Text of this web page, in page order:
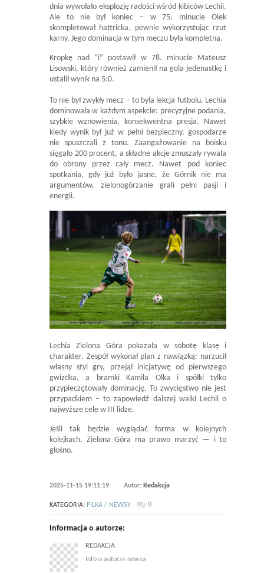
dnia wywołało eksplozję radości wśród kibiców Lechii.
Ale to nie był koniec – w 75. minucie Olek
skompletował hattricka, pewnie wykorzystując rzut
karny. Jego dominacja w tym meczu była kompletna.
Kropkę nad “i” postawił w 78. minucie Mateusz
Lisowski, który również zamienił na gola jedenastkę i
ustalił wynik na 5:0.
To nie był zwykły mecz – to była lekcja futbolu. Lechia
dominowała w każdym aspekcie: precyzyjne podania,
szybkie wznowienia, konsekwentna presja. Nawet
kiedy wynik był już w pełni bezpieczny, gospodarze
nie spuszczali z tonu. Zaangażowanie na boisku
sięgało 200 procent, a składne akcje zmuszały rywala
do obrony przez cały mecz. Nawet pod koniec
spotkania, gdy już było jasne, że Górnik nie ma
argumentów, zielonogórzanie grali pełni pasji i
energii.
Lechia Zielona Góra pokazała w sobotę klasę i
charakter. Zespół wykonał plan z nawiązką: narzucił
własny styl gry, przejął inicjatywę od pierwszego
gwizdka, a bramki Kamila Olka i spółki tylko
przypieczętowały dominację. To zwycięstwo nie jest
przypadkiem – to zapowiedź dalszej walki Lechii o
najwyższe cele w III lidze.
Jeśli tak będzie wyglądać forma w kolejnych
kolejkach, Zielona Góra ma prawo marzyć — i to
głośno.
2025-11-15 19:11:19 Autor: Redakcja
KATEGORIA: PILKA / NEWSY 0
Informacja o autorze:
REDAKCJA
Info o autorze newsa